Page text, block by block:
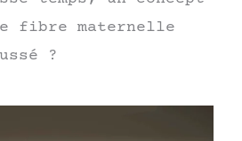
fibre maternelle
?